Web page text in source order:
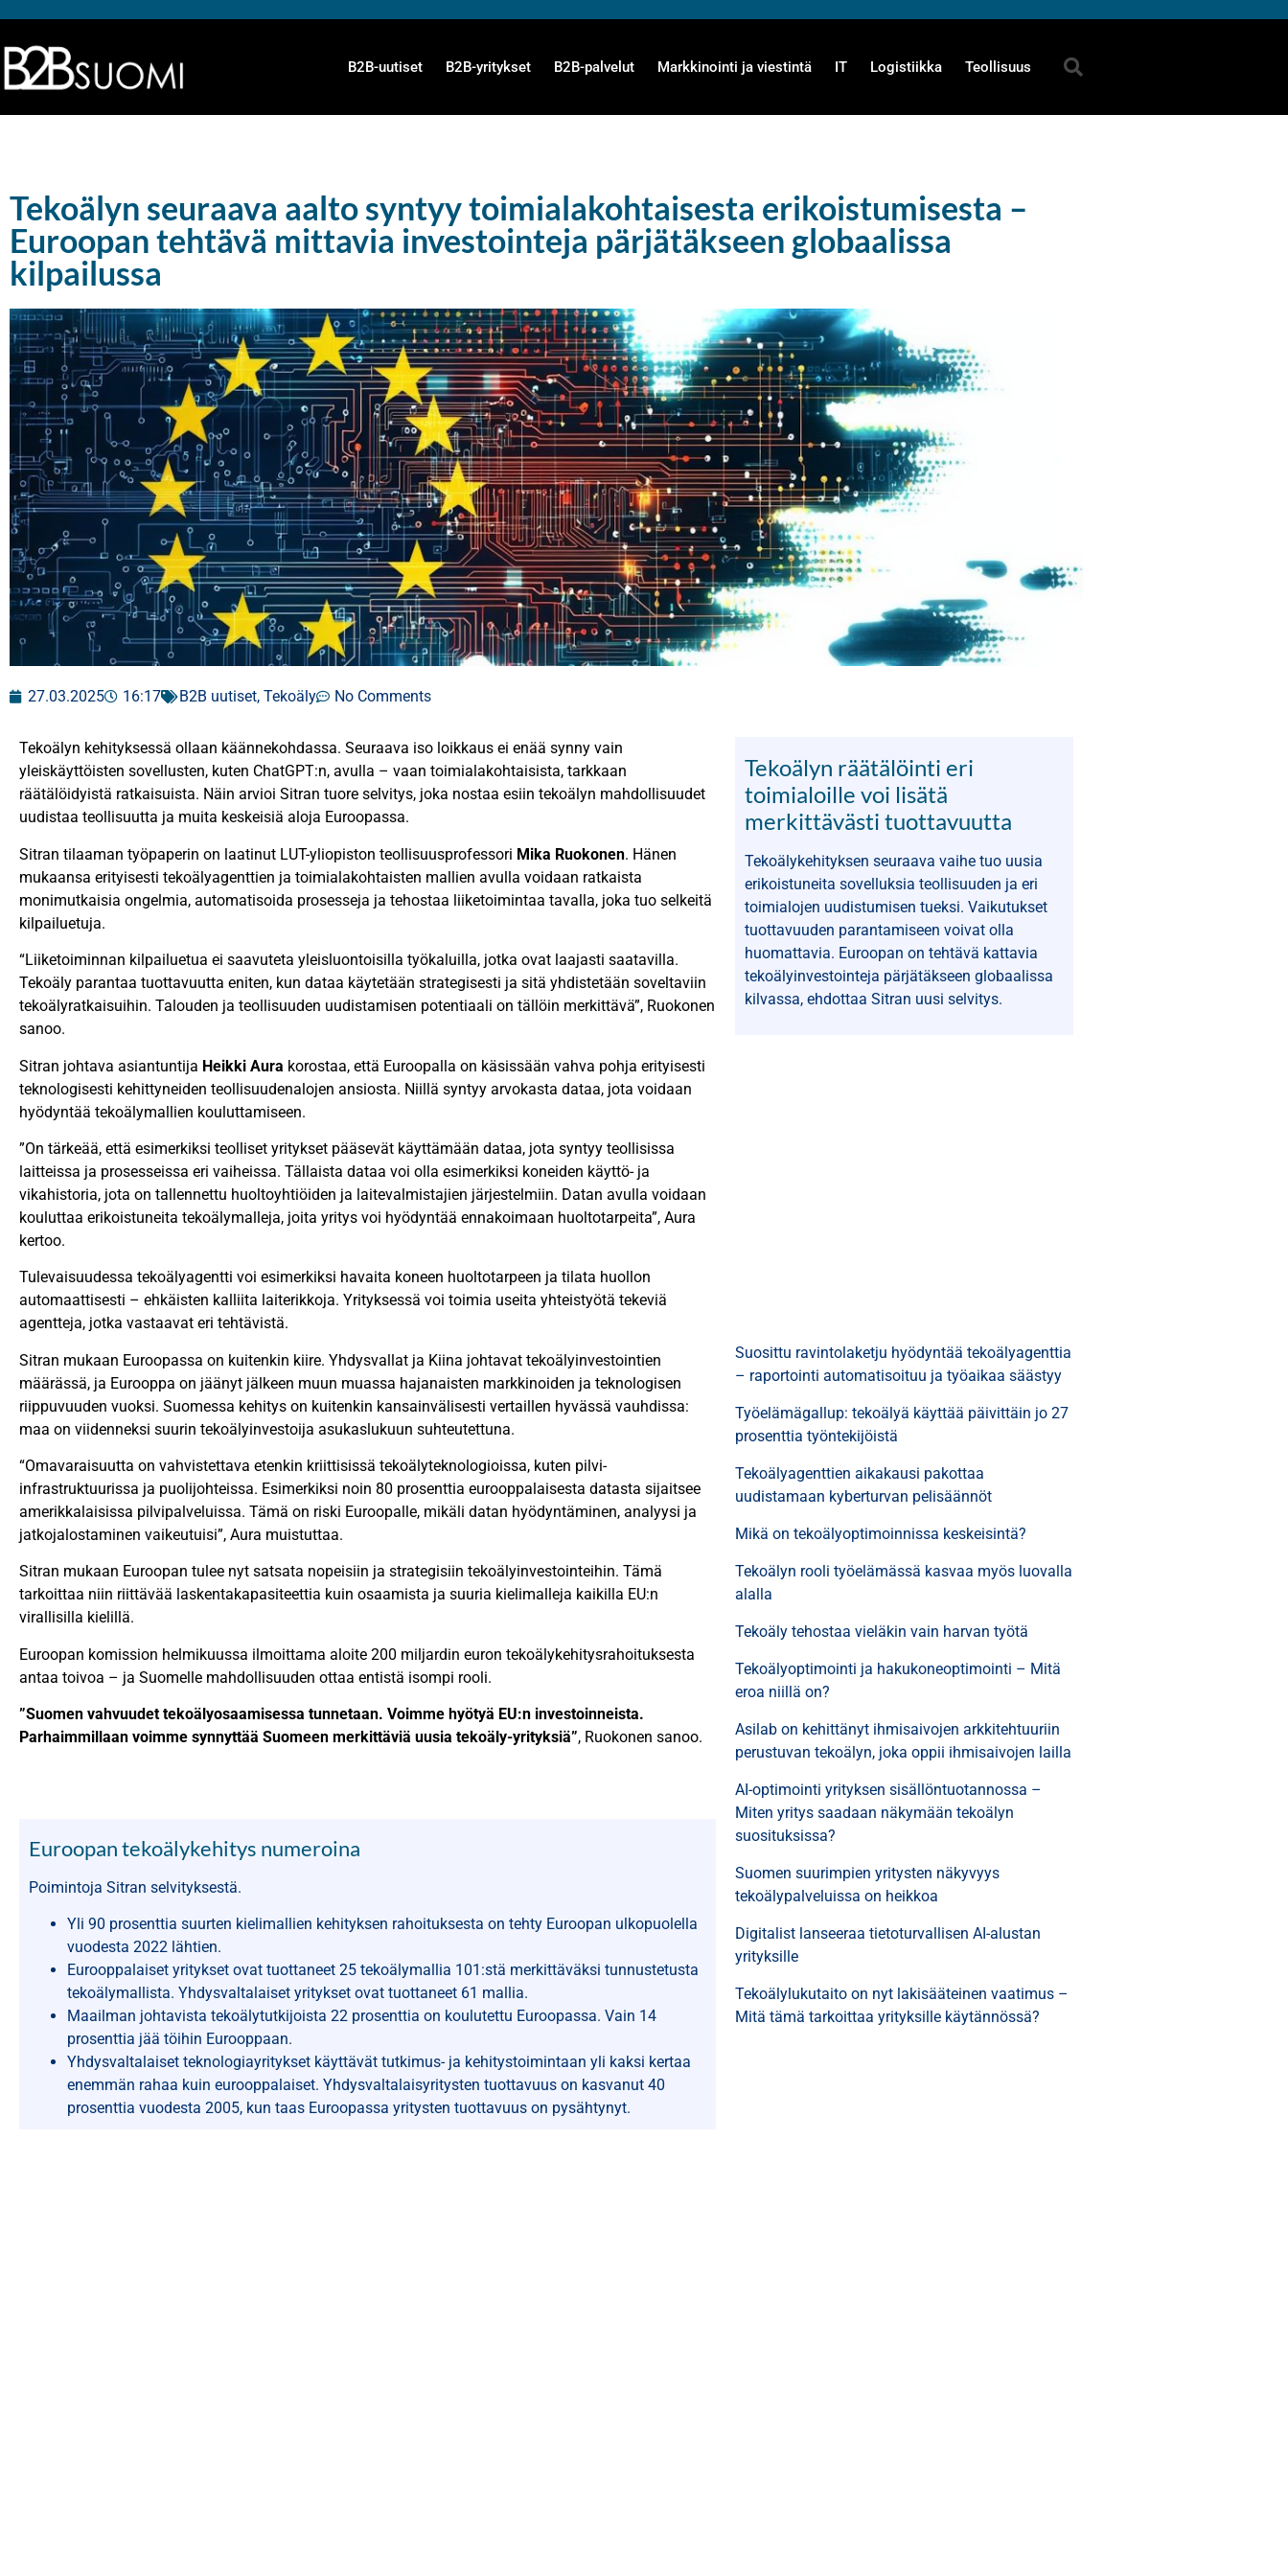
B2B-uutiset B2B-yritykset B2B-palvelut Markkinointi ja viestintä IT Logistiikka Teollisuus
Tekoälyn seuraava aalto syntyy toimialakohtaisesta erikoistumisesta –
Euroopan tehtävä mittavia investointeja pärjätäkseen globaalissa
kilpailussa
27.03.2025 16:17 B2B uutiset, Tekoäly No Comments
Tekoälyn kehityksessä ollaan käännekohdassa. Seuraava iso loikkaus ei enää synny vain
yleiskäyttöisten sovellusten, kuten ChatGPT:n, avulla – vaan toimialakohtaisista, tarkkaan
räätälöidyistä ratkaisuista. Näin arvioi Sitran tuore selvitys, joka nostaa esiin tekoälyn mahdollisuudet
uudistaa teollisuutta ja muita keskeisiä aloja Euroopassa.
Sitran tilaaman työpaperin on laatinut LUT-yliopiston teollisuusprofessori Mika Ruokonen. Hänen
mukaansa erityisesti tekoälyagenttien ja toimialakohtaisten mallien avulla voidaan ratkaista
monimutkaisia ongelmia, automatisoida prosesseja ja tehostaa liiketoimintaa tavalla, joka tuo selkeitä
kilpailuetuja.
“Liiketoiminnan kilpailuetua ei saavuteta yleisluontoisilla työkaluilla, jotka ovat laajasti saatavilla.
Tekoäly parantaa tuottavuutta eniten, kun dataa käytetään strategisesti ja sitä yhdistetään soveltaviin
tekoälyratkaisuihin. Talouden ja teollisuuden uudistamisen potentiaali on tällöin merkittävä”, Ruokonen
sanoo.
Sitran johtava asiantuntija Heikki Aura korostaa, että Euroopalla on käsissään vahva pohja erityisesti
teknologisesti kehittyneiden teollisuudenalojen ansiosta. Niillä syntyy arvokasta dataa, jota voidaan
hyödyntää tekoälymallien kouluttamiseen.
”On tärkeää, että esimerkiksi teolliset yritykset pääsevät käyttämään dataa, jota syntyy teollisissa
laitteissa ja prosesseissa eri vaiheissa. Tällaista dataa voi olla esimerkiksi koneiden käyttö- ja
vikahistoria, jota on tallennettu huoltoyhtiöiden ja laitevalmistajien järjestelmiin. Datan avulla voidaan
kouluttaa erikoistuneita tekoälymalleja, joita yritys voi hyödyntää ennakoimaan huoltotarpeita”, Aura
kertoo.
Tulevaisuudessa tekoälyagentti voi esimerkiksi havaita koneen huoltotarpeen ja tilata huollon
automaattisesti – ehkäisten kalliita laiterikkoja. Yrityksessä voi toimia useita yhteistyötä tekeviä
agentteja, jotka vastaavat eri tehtävistä.
Sitran mukaan Euroopassa on kuitenkin kiire. Yhdysvallat ja Kiina johtavat tekoälyinvestointien
määrässä, ja Eurooppa on jäänyt jälkeen muun muassa hajanaisten markkinoiden ja teknologisen
riippuvuuden vuoksi. Suomessa kehitys on kuitenkin kansainvälisesti vertaillen hyvässä vauhdissa:
maa on viidenneksi suurin tekoälyinvestoija asukaslukuun suhteutettuna.
“Omavaraisuutta on vahvistettava etenkin kriittisissä tekoälyteknologioissa, kuten pilvi-
infrastruktuurissa ja puolijohteissa. Esimerkiksi noin 80 prosenttia eurooppalaisesta datasta sijaitsee
amerikkalaisissa pilvipalveluissa. Tämä on riski Euroopalle, mikäli datan hyödyntäminen, analyysi ja
jatkojalostaminen vaikeutuisi”, Aura muistuttaa.
Sitran mukaan Euroopan tulee nyt satsata nopeisiin ja strategisiin tekoälyinvestointeihin. Tämä
tarkoittaa niin riittävää laskentakapasiteettia kuin osaamista ja suuria kielimalleja kaikilla EU:n
virallisilla kielillä.
Euroopan komission helmikuussa ilmoittama aloite 200 miljardin euron tekoälykehitysrahoituksesta
antaa toivoa – ja Suomelle mahdollisuuden ottaa entistä isompi rooli.
”Suomen vahvuudet tekoälyosaamisessa tunnetaan. Voimme hyötyä EU:n investoinneista.
Parhaimmillaan voimme synnyttää Suomeen merkittäviä uusia tekoäly-yrityksiä”, Ruokonen sanoo.
Euroopan tekoälykehitys numeroina
Poimintoja Sitran selvityksestä.
Yli 90 prosenttia suurten kielimallien kehityksen rahoituksesta on tehty Euroopan ulkopuolella
vuodesta 2022 lähtien.
Eurooppalaiset yritykset ovat tuottaneet 25 tekoälymallia 101:stä merkittäväksi tunnustetusta
tekoälymallista. Yhdysvaltalaiset yritykset ovat tuottaneet 61 mallia.
Maailman johtavista tekoälytutkijoista 22 prosenttia on koulutettu Euroopassa. Vain 14
prosenttia jää töihin Eurooppaan.
Yhdysvaltalaiset teknologiayritykset käyttävät tutkimus- ja kehitystoimintaan yli kaksi kertaa
enemmän rahaa kuin eurooppalaiset. Yhdysvaltalaisyritysten tuottavuus on kasvanut 40
prosenttia vuodesta 2005, kun taas Euroopassa yritysten tuottavuus on pysähtynyt.
Tekoälyn räätälöinti eri
toimialoille voi lisätä
merkittävästi tuottavuutta
Tekoälykehityksen seuraava vaihe tuo uusia
erikoistuneita sovelluksia teollisuuden ja eri
toimialojen uudistumisen tueksi. Vaikutukset
tuottavuuden parantamiseen voivat olla
huomattavia. Euroopan on tehtävä kattavia
tekoälyinvestointeja pärjätäkseen globaalissa
kilvassa, ehdottaa Sitran uusi selvitys.
Suosittu ravintolaketju hyödyntää tekoälyagenttia
– raportointi automatisoituu ja työaikaa säästyy
Työelämägallup: tekoälyä käyttää päivittäin jo 27
prosenttia työntekijöistä
Tekoälyagenttien aikakausi pakottaa
uudistamaan kyberturvan pelisäännöt
Mikä on tekoälyoptimoinnissa keskeisintä?
Tekoälyn rooli työelämässä kasvaa myös luovalla
alalla
Tekoäly tehostaa vieläkin vain harvan työtä
Tekoälyoptimointi ja hakukoneoptimointi – Mitä
eroa niillä on?
Asilab on kehittänyt ihmisaivojen arkkitehtuuriin
perustuvan tekoälyn, joka oppii ihmisaivojen lailla
AI-optimointi yrityksen sisällöntuotannossa –
Miten yritys saadaan näkymään tekoälyn
suosituksissa?
Suomen suurimpien yritysten näkyvyys
tekoälypalveluissa on heikkoa
Digitalist lanseeraa tietoturvallisen AI-alustan
yrityksille
Tekoälylukutaito on nyt lakisääteinen vaatimus –
Mitä tämä tarkoittaa yrityksille käytännössä?